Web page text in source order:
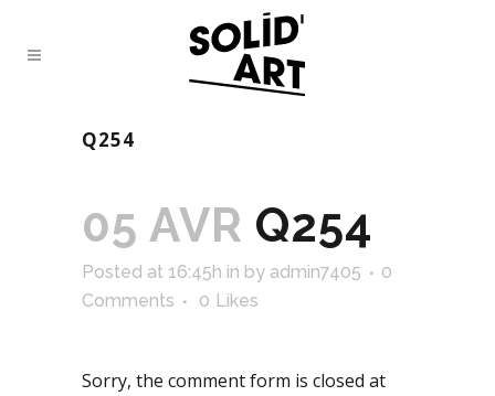
Q254
05 AVR Q254
Posted at 16:45h in by admin7405
0
Comments
0 Likes
Sorry, the comment form is closed at